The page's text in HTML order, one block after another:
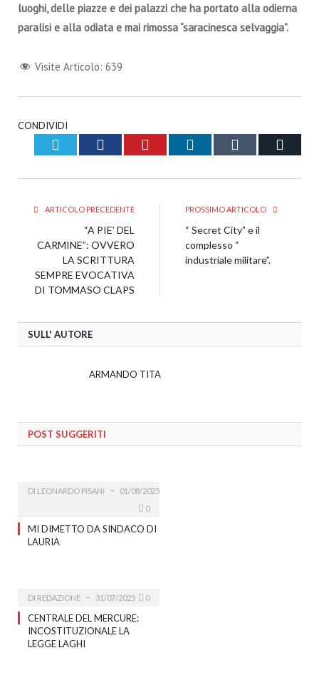
luoghi, delle piazze e dei palazzi che ha portato alla odierna
paralisi e alla odiata e mai rimossa “saracinesca selvaggia”.
Visite Articolo: 639
CONDIVIDI
Twitter Facebook Pinterest LinkedIn Tumblr
ARTICOLO PRECEDENTE
“A PIE’ DEL
CARMINE”: OVVERO
LA SCRITTURA
SEMPRE EVOCATIVA
DI TOMMASO CLAPS
PROSSIMO ARTICOLO
“ Secret City” e il
complesso “
industriale militare”.
SULL' AUTORE
ARMANDO TITA
POST SUGGERITI
DI LEONARDO PISANI
01/08/2025
0
MI DIMETTO DA SINDACO DI
LAURIA
DI REDAZIONE 31/07/2025 0
CENTRALE DEL MERCURE:
INCOSTITUZIONALE LA
LEGGE LAGHI